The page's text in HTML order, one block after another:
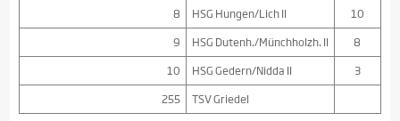
8
HSG Hungen/Lich II
10
9
HSG Dutenh./Münchholzh. II
8
10
HSG Gedern/Nidda II
3
255
TSV Griedel